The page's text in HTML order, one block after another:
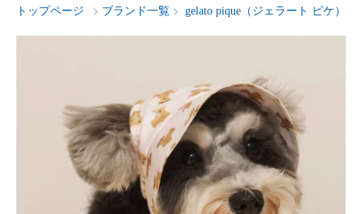
トップページ ブランド一覧 gelato pique（ジェラート ピケ）